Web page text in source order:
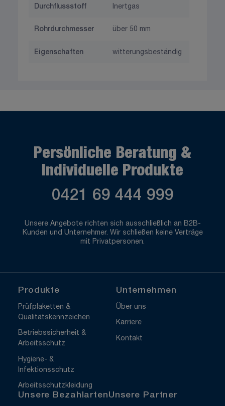
Durchflussstoff Inertgas
Rohrdurchmesser über 50 mm
Eigenschaften witterungsbeständig
Persönliche Beratung &
Individuelle Produkte
0421 69 444 999
Unsere Angebote richten sich ausschließlich an B2B-
Kunden und Unternehmer. Wir schließen keine Verträge
mit Privatpersonen.
Produkte
Prüfplaketten &
Qualitätskennzeichen
Betriebssicherheit &
Arbeitsschutz
Hygiene- &
Infektionsschutz
Arbeitsschutzkleidung
Unternehmen
Über uns
Karriere
Kontakt
Unsere BezahlartenUnsere Partner